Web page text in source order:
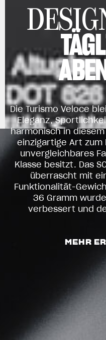
Die Turismo Veloce
Eleganz,
harmonisch in
einzigartige Art zum
unvergleichbares
Klasse besitzt. Das
überrascht mit
Funktionalität-
36 Gramm
verbessert und
MEHR